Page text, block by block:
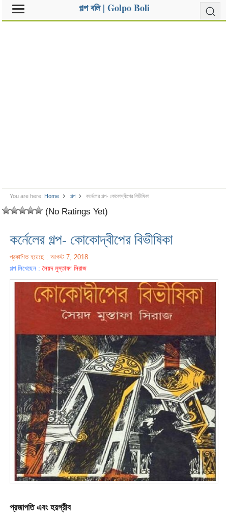
গল্প বলি | Golpo Boli
You are here: Home গল্প কর্নেলের গল্প- কোকোদ্বীপের বিভীষিকা
(No Ratings Yet)
কর্নেলের গল্প- কোকোদ্বীপের বিভীষিকা
প্রকাশিত হয়েছে : আগস্ট 7, 2018
গল্প লিখেছেন :সৈয়দ মুস্তাফা সিরাজ
প্রজাপতি এবং হয়গ্রীব